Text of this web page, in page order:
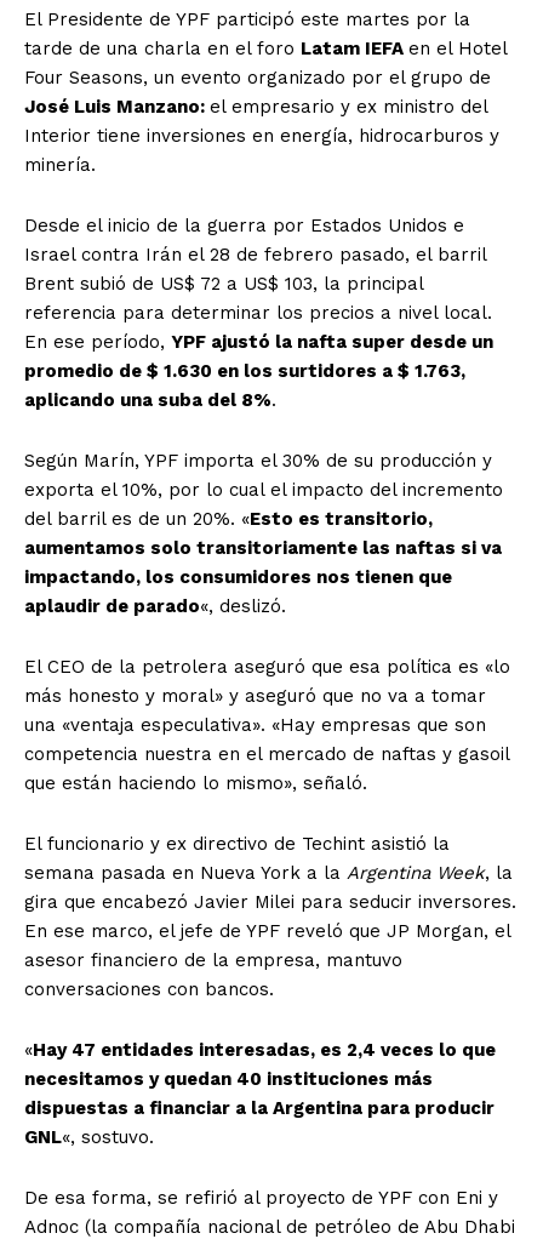
El Presidente de YPF participó este martes por la
tarde de una charla en el foro Latam IEFA en el Hotel
Four Seasons, un evento organizado por el grupo de
José Luis Manzano: el empresario y ex ministro del
Interior tiene inversiones en energía, hidrocarburos y
minería.
Desde el inicio de la guerra por Estados Unidos e
Israel contra Irán el 28 de febrero pasado, el barril
Brent subió de US$ 72 a US$ 103, la principal
referencia para determinar los precios a nivel local.
En ese período, YPF ajustó la nafta super desde un
promedio de $ 1.630 en los surtidores a $ 1.763,
aplicando una suba del 8%.
Según Marín, YPF importa el 30% de su producción y
exporta el 10%, por lo cual el impacto del incremento
del barril es de un 20%. «Esto es transitorio,
aumentamos solo transitoriamente las naftas si va
impactando, los consumidores nos tienen que
aplaudir de parado«, deslizó.
El CEO de la petrolera aseguró que esa política es «lo
más honesto y moral» y aseguró que no va a tomar
una «ventaja especulativa». «Hay empresas que son
competencia nuestra en el mercado de naftas y gasoil
que están haciendo lo mismo», señaló.
El funcionario y ex directivo de Techint asistió la
semana pasada en Nueva York a la Argentina Week, la
gira que encabezó Javier Milei para seducir inversores.
En ese marco, el jefe de YPF reveló que JP Morgan, el
asesor financiero de la empresa, mantuvo
conversaciones con bancos.
«Hay 47 entidades interesadas, es 2,4 veces lo que
necesitamos y quedan 40 instituciones más
dispuestas a financiar a la Argentina para producir
GNL«, sostuvo.
De esa forma, se refirió al proyecto de YPF con Eni y
Adnoc (la compañía nacional de petróleo de Abu Dhabi